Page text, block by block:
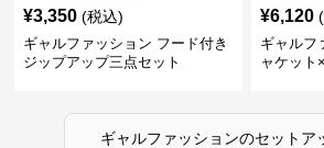
¥3,350 (税込)
ギャルファッション フード付き
ジップアップ三点セット
¥6,120
ギャルフ
ャケット
ギャルファッションのセットア